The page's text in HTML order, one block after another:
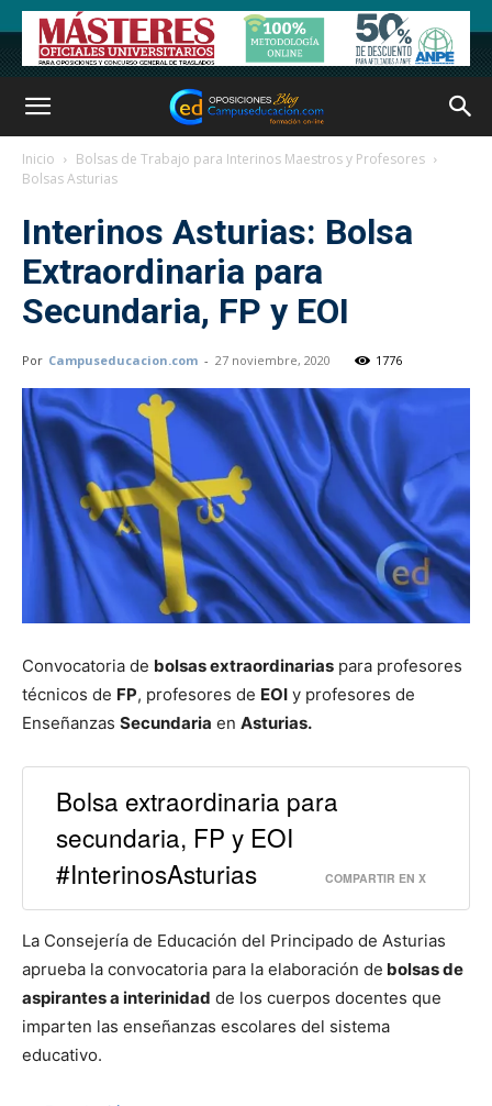
Inicio
Bolsas de Trabajo para Interinos Maestros y Profesores
Bolsas Asturias
Interinos Asturias: Bolsa
Extraordinaria para
Secundaria, FP y EOI
Por Campuseducacion.com - 27 noviembre, 2020 1776
Convocatoria de bolsas extraordinarias para profesores
técnicos de FP, profesores de EOI y profesores de
Enseñanzas Secundaria en Asturias.
Bolsa extraordinaria para
secundaria, FP y EOI
#InterinosAsturias
COMPARTIR EN X
La Consejería de Educación del Principado de Asturias
aprueba la convocatoria para la elaboración de bolsas de
aspirantes a interinidad de los cuerpos docentes que
imparten las enseñanzas escolares del sistema
educativo.